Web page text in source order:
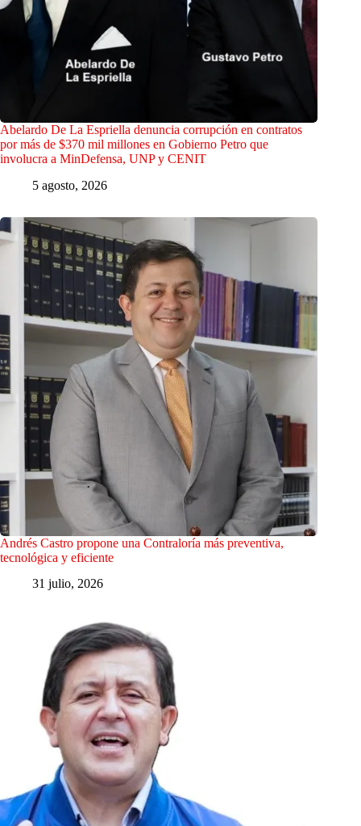
Abelardo De La Espriella denuncia corrupción en contratos
por más de $370 mil millones en Gobierno Petro que
involucra a MinDefensa, UNP y CENIT
5 agosto, 2026
Andrés Castro propone una Contraloría más preventiva,
tecnológica y eficiente
31 julio, 2026